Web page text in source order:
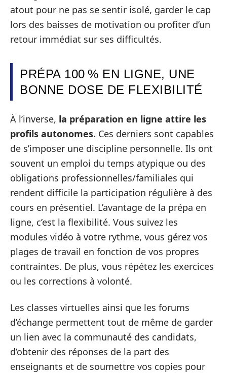
atout pour ne pas se sentir isolé, garder le cap
lors des baisses de motivation ou profiter d’un
retour immédiat sur ses difficultés.
PRÉPA 100 % EN LIGNE, UNE
BONNE DOSE DE FLEXIBILITÉ
À l’inverse, la préparation en ligne attire les
profils autonomes. Ces derniers sont capables
de s’imposer une discipline personnelle. Ils ont
souvent un emploi du temps atypique ou des
obligations professionnelles/familiales qui
rendent difficile la participation régulière à des
cours en présentiel. L’avantage de la prépa en
ligne, c’est la flexibilité. Vous suivez les
modules vidéo à votre rythme, vous gérez vos
plages de travail en fonction de vos propres
contraintes. De plus, vous répétez les exercices
ou les corrections à volonté.
Les classes virtuelles ainsi que les forums
d’échange permettent tout de même de garder
un lien avec la communauté des candidats,
d’obtenir des réponses de la part des
enseignants et de soumettre vos copies pour